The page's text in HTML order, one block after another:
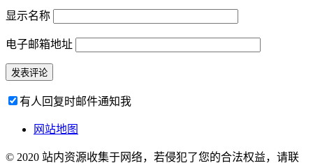
显示名称
电子邮箱地址
有人回复时邮件通知我
网站地图
© 2020 站内资源收集于网络，若侵犯了您的合法权益，请联